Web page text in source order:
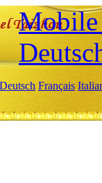
Mobile
Deutsch Français